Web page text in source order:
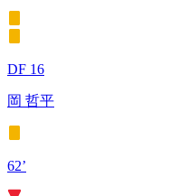
DF 16
岡 哲平
62’